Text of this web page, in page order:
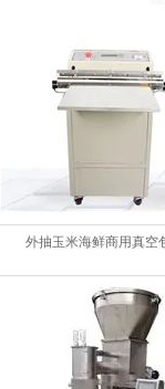
外抽玉米海鲜商用真空